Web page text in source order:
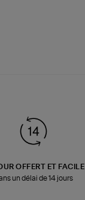
OFFERT ET FACILE
un délai de 14 jours